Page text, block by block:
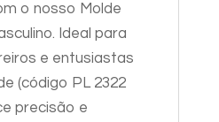
o nosso Molde
Ideal para
e entusiastas
(código PL 2322
precisão e